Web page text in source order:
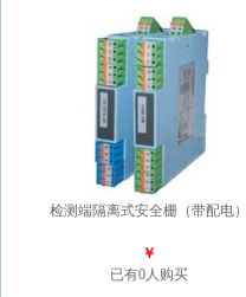
检测端隔离式安全栅（带配电）
￥
已有0人购买